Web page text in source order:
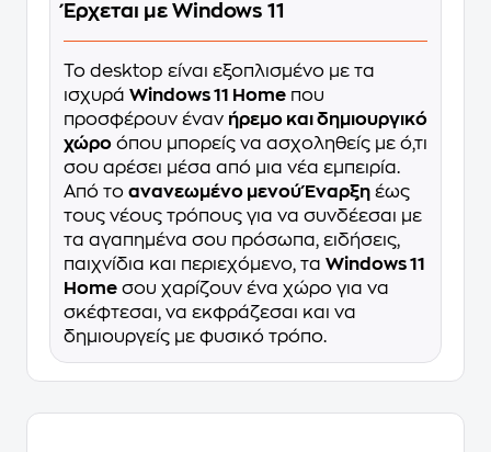
Έρχεται με Windows 11
Το desktop είναι εξοπλισμένο με τα
ισχυρά Windows 11 Home που
προσφέρουν έναν ήρεμο και δημιουργικό
χώρο όπου μπορείς να ασχοληθείς με ό,τι
σου αρέσει μέσα από μια νέα εμπειρία.
Από το ανανεωμένο μενού Έναρξη έως
τους νέους τρόπους για να συνδέεσαι με
τα αγαπημένα σου πρόσωπα, ειδήσεις,
παιχνίδια και περιεχόμενο, τα Windows 11
Home σου χαρίζουν ένα χώρο για να
σκέφτεσαι, να εκφράζεσαι και να
δημιουργείς με φυσικό τρόπο.